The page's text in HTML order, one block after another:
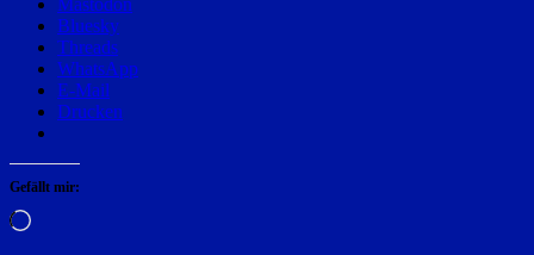
Mastodon
Bluesky
Threads
WhatsApp
E-Mail
Drucken
Gefällt mir:
Wird